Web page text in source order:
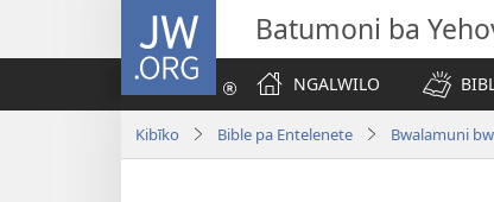
JW.ORG Batumoni ba
NGALWILO
Kibīko Bible pa Entelenete Bwalamuni